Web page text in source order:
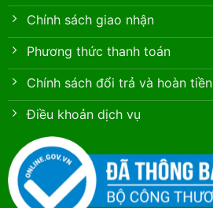
Chính sách giao nhận
Phương thức thanh toán
Chính sách đổi trả và hoàn tiền
Điều khoản dịch vụ